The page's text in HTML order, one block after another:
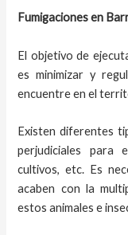
Fumigaciones en
El objetivo de
es minimizar y
encuentre en el
Existen diferentes
perjudiciales para
cultivos, etc. Es
acaben con la
estos animales e